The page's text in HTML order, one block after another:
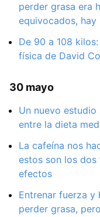
perder grasa era
equivocados,
De 90 a 108
física de David
30 mayo
Un nuevo
entre la dieta
La cafeína nos
estos son los
efectos
Entrenar fuerza y
perder grasa,